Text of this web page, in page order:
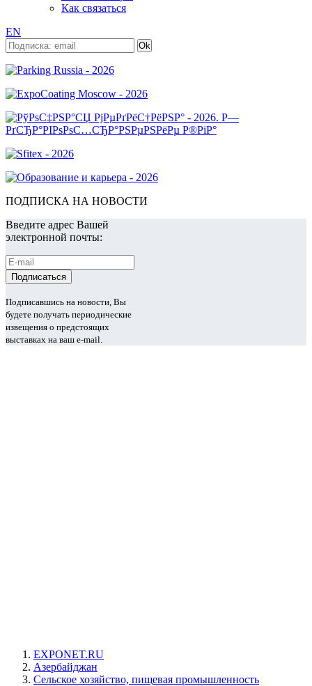
Как связаться
EN
ПОДПИСКА НА НОВОСТИ
Введите адрес Вашей
электронной почты:
Подписавшись на новости, Вы
будете получать периодические
извещения о предстоящих
выставках на ваш e-mail.
EXPONET.RU
Азербайджан
Сельское хозяйство, пищевая промышленность